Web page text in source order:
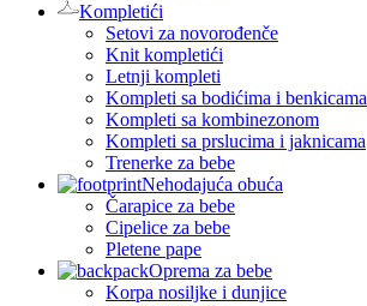
Kompletići
Setovi za novorođenče
Knit kompletići
Letnji kompleti
Kompleti sa bodićima i benkicama
Kompleti sa kombinezonom
Kompleti sa prslucima i jaknicama
Trenerke za bebe
Nehodajuća obuća
Čarapice za bebe
Cipelice za bebe
Pletene pape
Oprema za bebe
Korpa nosiljke i dunjice